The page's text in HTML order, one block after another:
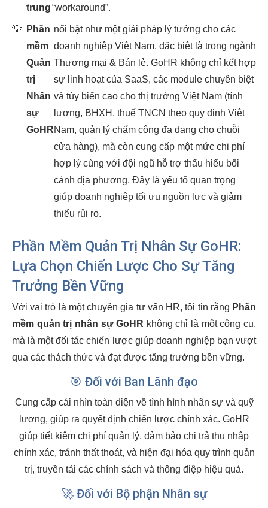
trung “workaround”.
💡
Phần
mềm
Quản
trị
Nhân
sự
GoHR
nổi bật như một giải pháp lý tưởng cho các
doanh nghiệp Việt Nam, đặc biệt là trong ngành
Thương mại & Bán lẻ. GoHR không chỉ kết hợp
sự linh hoạt của SaaS, các module chuyên biệt
và tùy biến cao cho thị trường Việt Nam (tính
lương, BHXH, thuế TNCN theo quy định Việt
Nam, quản lý chấm công đa dạng cho chuỗi
cửa hàng), mà còn cung cấp một mức chi phí
hợp lý cùng với đội ngũ hỗ trợ thấu hiểu bối
cảnh địa phương. Đây là yếu tố quan trọng
giúp doanh nghiệp tối ưu nguồn lực và giảm
thiểu rủi ro.
Phần Mềm Quản Trị Nhân Sự GoHR:
Lựa Chọn Chiến Lược Cho Sự Tăng
Trưởng Bền Vững
Với vai trò là một chuyên gia tư vấn HR, tôi tin rằng Phần
mềm quản trị nhân sự GoHR không chỉ là một công cụ,
mà là một đối tác chiến lược giúp doanh nghiệp bạn vượt
qua các thách thức và đạt được tăng trưởng bền vững.
🎯 Đối với Ban Lãnh đạo
Cung cấp cái nhìn toàn diện về tình hình nhân sự và quỹ
lương, giúp ra quyết định chiến lược chính xác. GoHR
giúp tiết kiệm chi phí quản lý, đảm bảo chi trả thu nhập
chính xác, tránh thất thoát, và hiện đại hóa quy trình quản
trị, truyền tải các chính sách và thông điệp hiệu quả.
🚀 Đối với Bộ phận Nhân sự